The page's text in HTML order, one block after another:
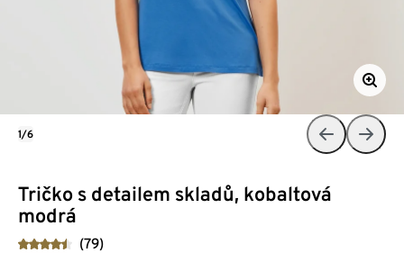
Tričko s detailem skladů, kobaltová
modrá
(79)
1/6